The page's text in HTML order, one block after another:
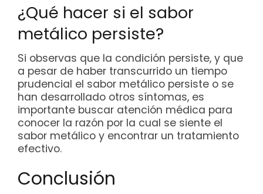
¿Qué hacer si el sabor
metálico persiste?
Si observas que la condición persiste, y que
a pesar de haber transcurrido un tiempo
prudencial el sabor metálico persiste o se
han desarrollado otros síntomas, es
importante buscar atención médica para
conocer la razón por la cual se siente el
sabor metálico y encontrar un tratamiento
efectivo.
Conclusión